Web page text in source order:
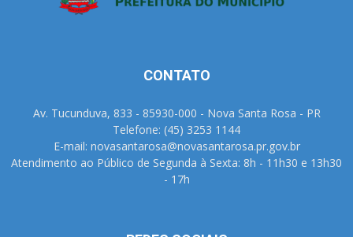
CONTATO
Av. Tucunduva, 833 - 85930-000 - Nova Santa Rosa - PR
Telefone: (45) 3253 1144
E-mail: novasantarosa@novasantarosa.pr.gov.br
Atendimento ao Público de Segunda à Sexta: 8h - 11h30 e 13h30
- 17h